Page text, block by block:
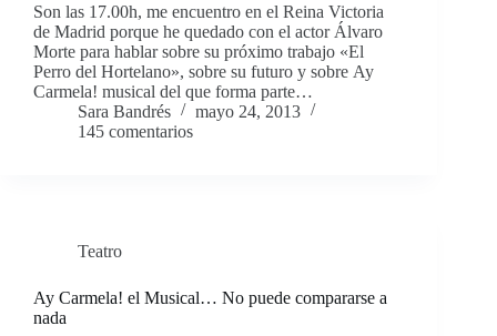
Son las 17.00h, me encuentro en el Reina Victoria
de Madrid porque he quedado con el actor Álvaro
Morte para hablar sobre su próximo trabajo «El
Perro del Hortelano», sobre su futuro y sobre Ay
Carmela! musical del que forma parte…
Sara Bandrés
mayo 24, 2013
145 comentarios
Teatro
Ay Carmela! el Musical… No puede compararse a
nada